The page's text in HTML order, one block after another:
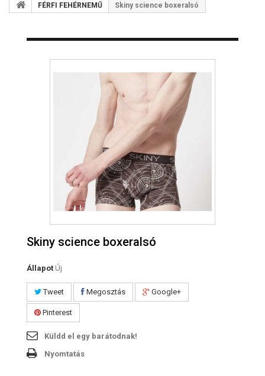
FÉRFI FEHÉRNEMŰ Skiny science boxeralsó
Skiny science boxeralsó
Állapot Új
Tweet Megosztás Google+
Pinterest
Küldd el egy barátodnak!
Nyomtatás